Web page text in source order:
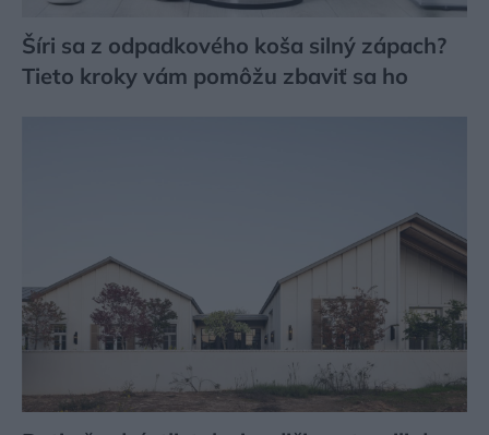
Šíri sa z odpadkového koša silný zápach?
Tieto kroky vám pomôžu zbaviť sa ho